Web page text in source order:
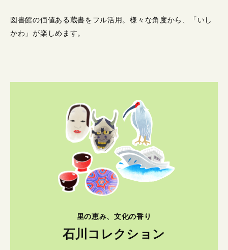
図書館の価値ある蔵書をフル活用。様々な角度から、「いし
かわ」が楽しめます。
里の恵み、文化の香り
石川コレクション